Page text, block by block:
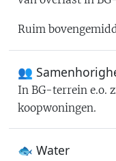
Ruim
👥
InBG-terrein e.o.
koopwoningen.
🐟 Water